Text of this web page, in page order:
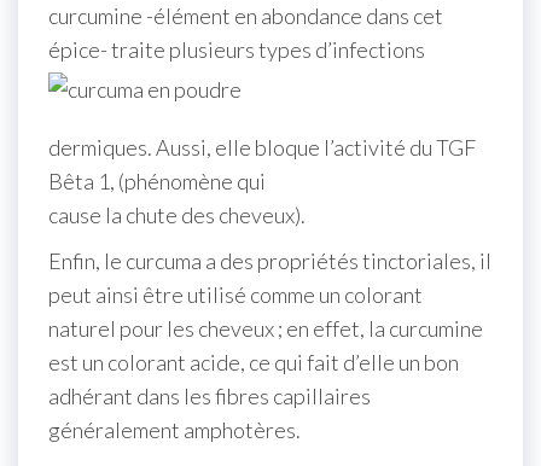
curcumine -élément en abondance dans cet
épice- traite plusieurs types d’infections
dermiques. Aussi, elle bloque l’activité du TGF
Bêta 1, (phénomène qui
cause la chute des cheveux).
Enfin, le curcuma a des propriétés tinctoriales, il
peut ainsi être utilisé comme un colorant
naturel pour les cheveux ; en effet, la curcumine
est un colorant acide, ce qui fait d’elle un bon
adhérant dans les fibres capillaires
généralement amphotères.